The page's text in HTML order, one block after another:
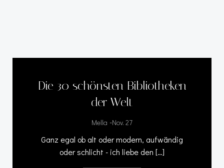
Die 30 schönsten Bibliotheken
der Welt
Mella -Nov. 27
Ganz egal ob alt oder modern, aufwändig
oder schlicht - ich liebe den […]